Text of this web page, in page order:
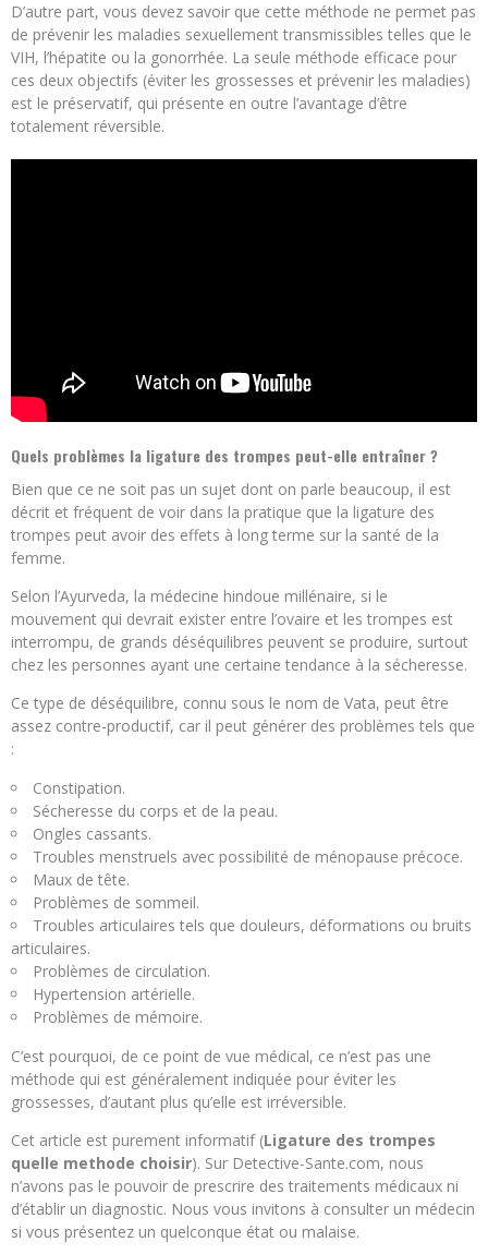
D’autre part, vous devez savoir que cette méthode ne permet pas
de prévenir les maladies sexuellement transmissibles telles que le
VIH, l’hépatite ou la gonorrhée. La seule méthode efficace pour
ces deux objectifs (éviter les grossesses et prévenir les maladies)
est le préservatif, qui présente en outre l’avantage d’être
totalement réversible.
Quels problèmes la ligature des trompes peut-elle entraîner ?
Bien que ce ne soit pas un sujet dont on parle beaucoup, il est
décrit et fréquent de voir dans la pratique que la ligature des
trompes peut avoir des effets à long terme sur la santé de la
femme.
Selon l’Ayurveda, la médecine hindoue millénaire, si le
mouvement qui devrait exister entre l’ovaire et les trompes est
interrompu, de grands déséquilibres peuvent se produire, surtout
chez les personnes ayant une certaine tendance à la sécheresse.
Ce type de déséquilibre, connu sous le nom de Vata, peut être
assez contre-productif, car il peut générer des problèmes tels que
:
Constipation.
Sécheresse du corps et de la peau.
Ongles cassants.
Troubles menstruels avec possibilité de ménopause précoce.
Maux de tête.
Problèmes de sommeil.
Troubles articulaires tels que douleurs, déformations ou bruits
articulaires.
Problèmes de circulation.
Hypertension artérielle.
Problèmes de mémoire.
C’est pourquoi, de ce point de vue médical, ce n’est pas une
méthode qui est généralement indiquée pour éviter les
grossesses, d’autant plus qu’elle est irréversible.
Cet article est purement informatif (Ligature des trompes
quelle methode choisir). Sur Detective-Sante.com, nous
n’avons pas le pouvoir de prescrire des traitements médicaux ni
d’établir un diagnostic. Nous vous invitons à consulter un médecin
si vous présentez un quelconque état ou malaise.